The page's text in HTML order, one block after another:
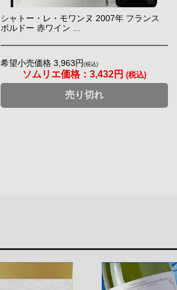
シャトー・レ・モワンヌ 2007年 フランス
ボルドー 赤ワイン ...
希望小売価格 3,963円 (税込)
ソムリエ価格：3,432円 (税込)
売り切れ